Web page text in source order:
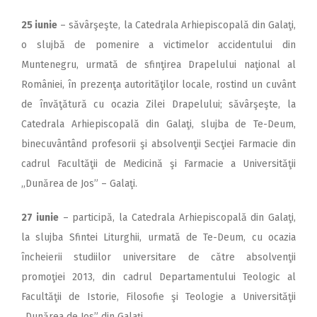
25 iunie – săvârşeşte, la Catedrala Arhiepiscopală din Galaţi,
o slujbă de pomenire a victimelor accidentului din
Muntenegru, urmată de sfinţirea Drapelului naţional al
României, în prezenţa autorităţilor locale, rostind un cuvânt
de învăţătură cu ocazia Zilei Drapelului; săvârşeşte, la
Catedrala Arhiepiscopală din Galaţi, slujba de Te-Deum,
binecuvântând profesorii şi absolvenţii Secţiei Farmacie din
cadrul Facultăţii de Medicină şi Farmacie a Universităţii
,,Dunărea de Jos” – Galaţi.
27 iunie– participă, la Catedrala Arhiepiscopală din Galaţi,
la slujba Sfintei Liturghii, urmată de Te-Deum, cu ocazia
încheierii studiilor universitare de către absolvenţii
promoţiei 2013, din cadrul Departamentului Teologic al
Facultăţii de Istorie, Filosofie şi Teologie a Universităţii